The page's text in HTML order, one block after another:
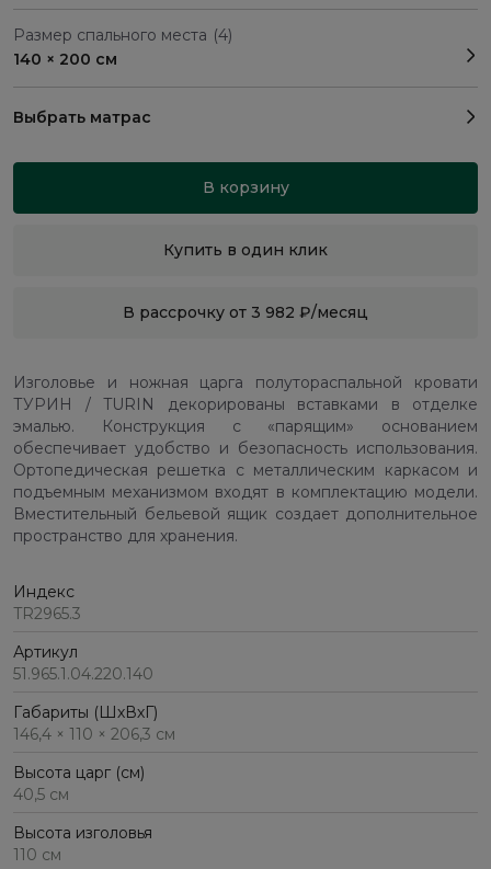
Размер спального места (4)
140 × 200 см
Выбрать матрас
В корзину
Купить в один клик
В рассрочку от 3 982 ₽/месяц
Изголовье и ножная царга полутораспальной кровати
ТУРИН / TURIN декорированы вставками в отделке
эмалью. Конструкция с «парящим» основанием
обеспечивает удобство и безопасность использования.
Ортопедическая решетка с металлическим каркасом и
подъемным механизмом входят в комплектацию модели.
Вместительный бельевой ящик создает дополнительное
пространство для хранения.
Индекс
TR2965.3
Артикул
51.965.1.04.220.140
Габариты (ШхВхГ)
146,4 × 110 × 206,3 см
Высота царг (см)
40,5 см
Высота изголовья
110 см